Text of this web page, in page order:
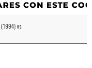
CON ESTE
vs